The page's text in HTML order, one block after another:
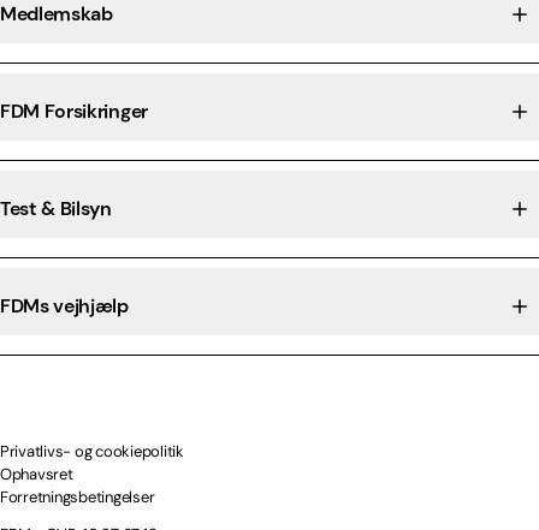
Medlemskab
FDM Forsikringer
Test & Bilsyn
FDMs vejhjælp
Privatlivs- og cookiepolitik
Ophavsret
Forretningsbetingelser